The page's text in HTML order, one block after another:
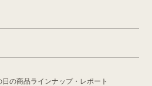
の商品ラインナップ・レポート